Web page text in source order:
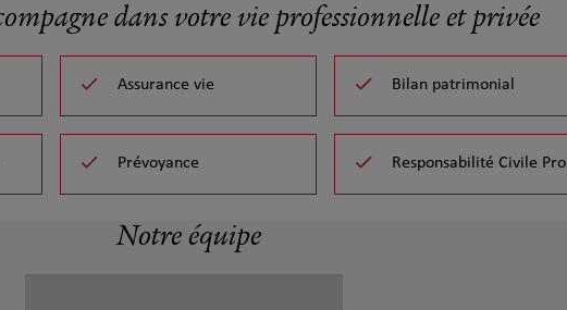
dans votre vie professionnelle et privée
Assurance vie Bilan patrimonial
Prévoyance Responsabilité Civile Pro
Notre équipe